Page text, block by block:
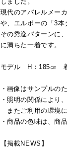
現代のアパレルメー
や、エルボーの「3本
その秀逸パターンに
に満ちた一着です。
モデル H：185㎝
・画像はサンプルの
・照明の関係により
またご利用の環境
・商品の色味は、商
【掲載NEWS】